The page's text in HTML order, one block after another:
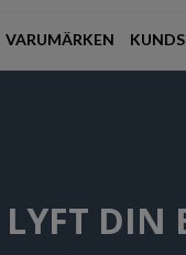
VARUMÄRKEN
LYFT DIN